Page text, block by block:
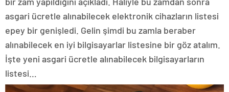
asgari ücretle alınabilecek elektronik cihazların listesi
epey bir genişledi. Gelin şimdi bu zamla beraber
alınabilecek en iyi bilgisayarlar listesine bir göz atalım.
İşte yeni asgari ücretle alınabilecek bilgisayarların
listesi…